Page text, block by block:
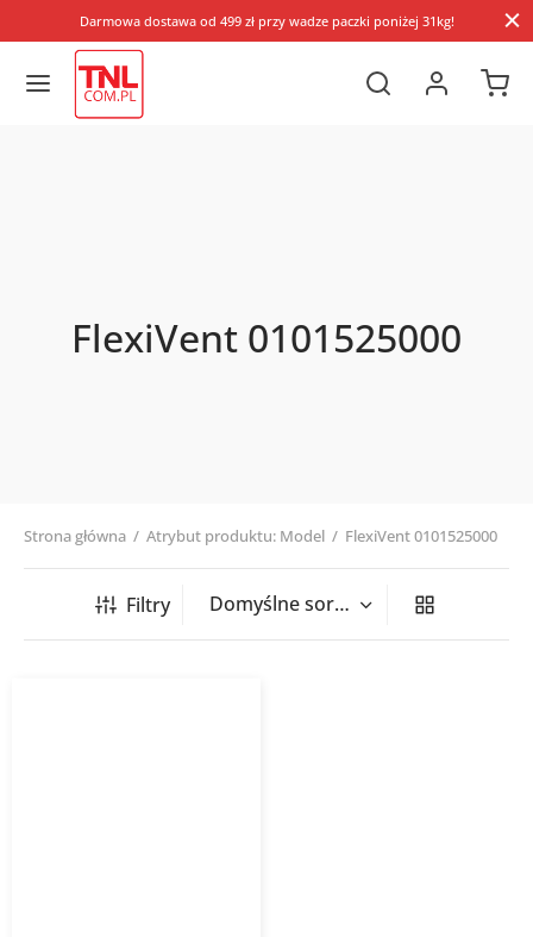
Darmowa dostawa od 499 zł przy wadze paczki poniżej 31kg!
FlexiVent 0101525000
Strona główna / Atrybut produktu: Model / FlexiVent 0101525000
Filtry